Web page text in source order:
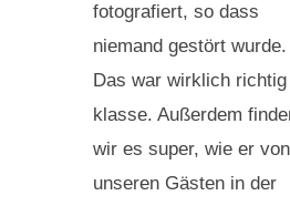
fotografiert, so dass
niemand gestört wurde.
Das war wirklich richtig
klasse. Außerdem
wir es super, wie er von
unseren Gästen in der